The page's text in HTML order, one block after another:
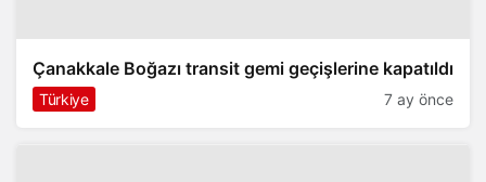
Çanakkale Boğazı transit gemi geçişlerine kapatıldı
Türkiye 7 ay önce